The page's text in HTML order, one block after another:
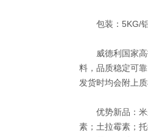
包装：5KG/铝
威德利国家高技
料，品质稳定可
发货时均会附上
优势新品：米尔
素；土拉霉素；